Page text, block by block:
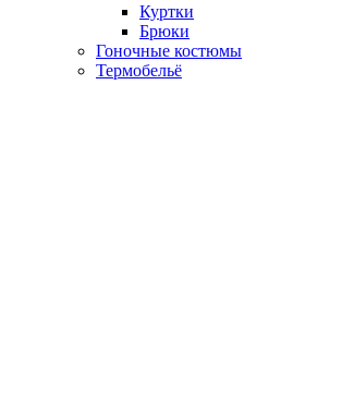
Куртки
Брюки
Гоночные костюмы
Термобельё